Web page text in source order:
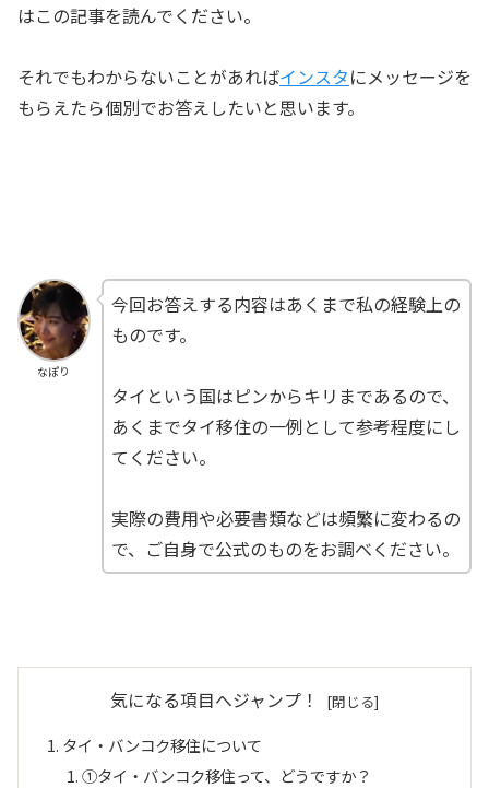
はこの記事を読んでください。
それでもわからないことがあればインスタにメッセージを
もらえたら個別でお答えしたいと思います。
なぽり
今回お答えする内容はあくまで私の経験上の
ものです。
タイという国はピンからキリまであるので、
あくまでタイ移住の一例として参考程度にし
てください。
実際の費用や必要書類などは頻繁に変わるの
で、ご自身で公式のものをお調べください。
気になる項目へジャンプ！
タイ・バンコク移住について
①タイ・バンコク移住って、どうですか？